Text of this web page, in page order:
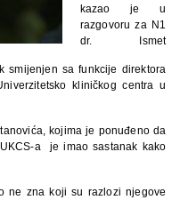
kazao je u
razgovoru za N1
dr. Ismet
smijenjen sa funkcije direktora
kliničkog centra u
kojima je ponuđeno da
a je imao sastanak kako
ne zna koji su razlozi njegove